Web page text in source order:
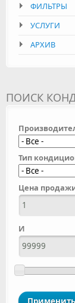
ФИЛЬТРЫ
УСЛУГИ
АРХИВ
ПОИСК
Тип
Цена
И